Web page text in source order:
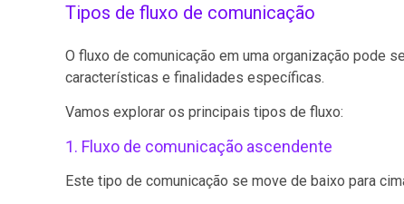
Tipos de fluxo de comunicação
O fluxo de comunicação em uma organização pode
características e finalidades específicas.
Vamos explorar os principais tipos de fluxo:
1. Fluxo de comunicação ascendente
Este tipo de comunicação se move de baixo para